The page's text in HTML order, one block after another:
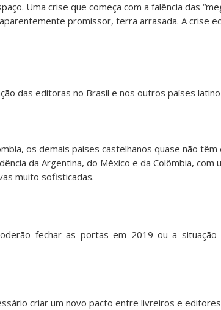
Uma crise que começa com a falência das
promissor, terra arrasada. A crise
das editoras no Brasil e nos outros países
os demais países castelhanos quase não
da Argentina, do México e da Colômbia, com
muito sofisticadas.
fechar as portas em 2019 ou a
criar um novo pacto entre livreiros e